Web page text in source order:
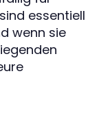
essentiell
wenn sie